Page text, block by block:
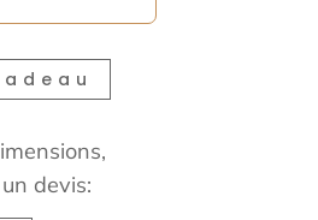
devis: